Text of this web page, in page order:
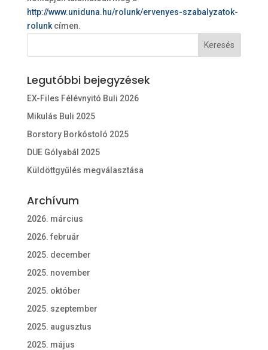
http://www.uniduna.hu/rolunk/ervenyes-szabalyzatok-
rolunkcímen.
Legutóbbi bejegyzések
EX-Files Félévnyitó Buli 2026
Mikulás Buli 2025
Borstory Borkóstoló 2025
DUE Gólyabál 2025
Küldöttgyűlés megválasztása
Archívum
2026. március
2026. február
2025. december
2025. november
2025. október
2025. szeptember
2025. augusztus
2025. május